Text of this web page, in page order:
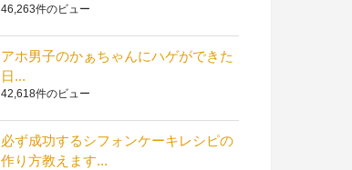
46,263件のビュー
アホ男子のかぁちゃんにハゲができた
日...
42,618件のビュー
必ず成功するシフォンケーキレシピの
作り方教えます...